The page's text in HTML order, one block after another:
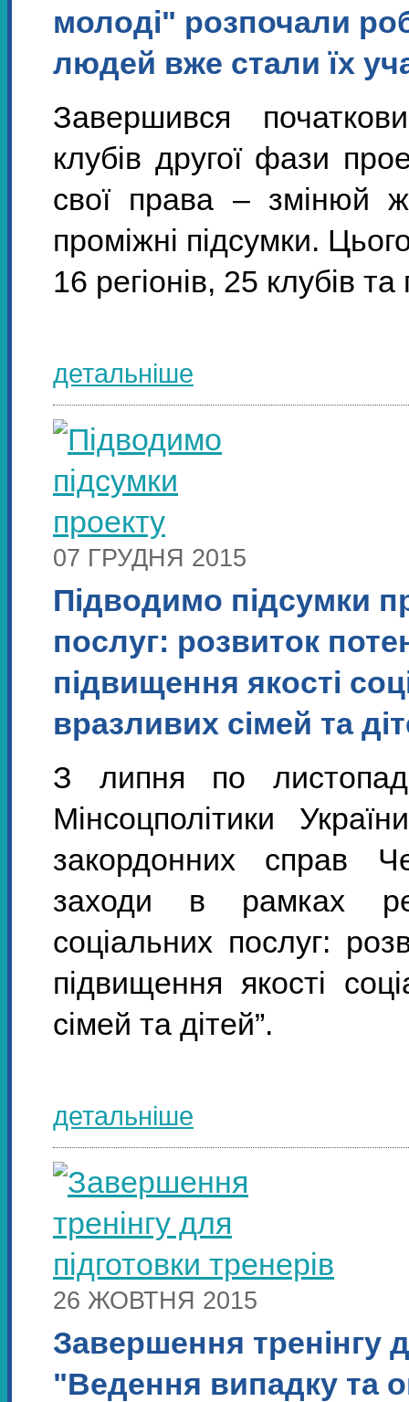
молоді" розпочали
людей вже стали їх
Завершився
клубів другої фази
свої права – змінюй
проміжні підсумки.
16 регіонів, 25 клубів
детальніше
07 ГРУДНЯ 2015
Підводимо підсумки
послуг: розвиток
підвищення якості
вразливих сімей та
З липня по
Мінсоцполітики
закордонних справ
заходи в рамках
соціальних послуг:
підвищення якості
сімей та дітей”.
детальніше
26 ЖОВТНЯ 2015
Завершення тренінгу
"Ведення випадку та